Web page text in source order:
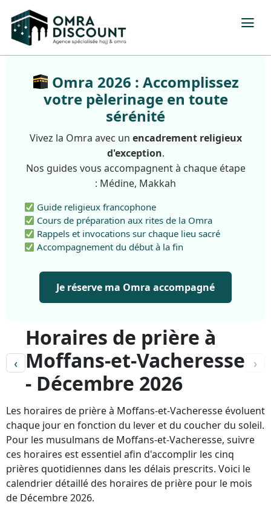
Omra 2026 : Accomplissez
votre pèlerinage en toute
sérénité
Vivez la Omra avec un encadrement religieux
d'exception.
Nos guides vous accompagnent à chaque étape
: Médine, Makkah
Guide religieux francophone
Cours de préparation aux rites de la Omra
Rappels et invocations sur chaque lieu sacré
Accompagnement du début à la fin
Je réserve ma Omra accompagné
‹
Horaires de prière à
Moffans-et-Vacheresse
- Décembre 2026
›
Les horaires de prière à Moffans-et-Vacheresse évoluent
chaque jour en fonction du lever et du coucher du soleil.
Pour les musulmans de Moffans-et-Vacheresse, suivre
ces horaires est essentiel afin d'accomplir les cinq
prières quotidiennes dans les délais prescrits. Voici le
calendrier détaillé des horaires de prière pour le mois
de Décembre 2026.